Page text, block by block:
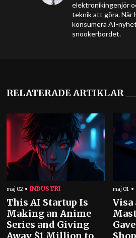
elektronikingenjör
teknik att göra. När
konsumera AI-
snookerbordet.
RELATERADE ARTIKLAR
maj 02 INDUSTRI
This AI Startup Is
Making an Anime
Series and Giving
maj 01
Visa